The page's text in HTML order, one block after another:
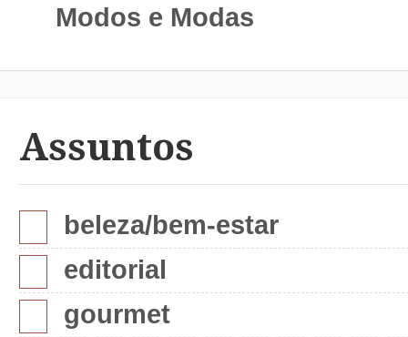
Modos e Modas
Assuntos
beleza/bem-estar
editorial
gourmet